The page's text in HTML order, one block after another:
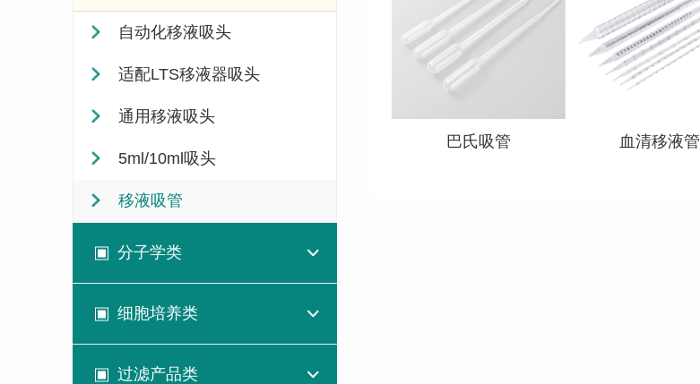
自动化移液吸头
适配LTS移液器吸头
通用移液吸头
5ml/10ml吸头
移液吸管
分子学类
细胞培养类
过滤产品类
查看详情
巴氏吸管
查看详情
血清移液管